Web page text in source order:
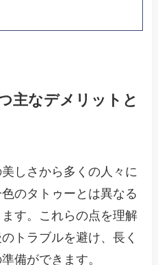
主なデメリットと
しさから多くの人々に
のタトゥーとは異なる
す。これらの点を理解
トラブルを避け、長く
備ができます。